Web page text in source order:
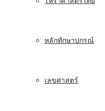
หลักทักษาปกรณ์
เลขศาสตร์